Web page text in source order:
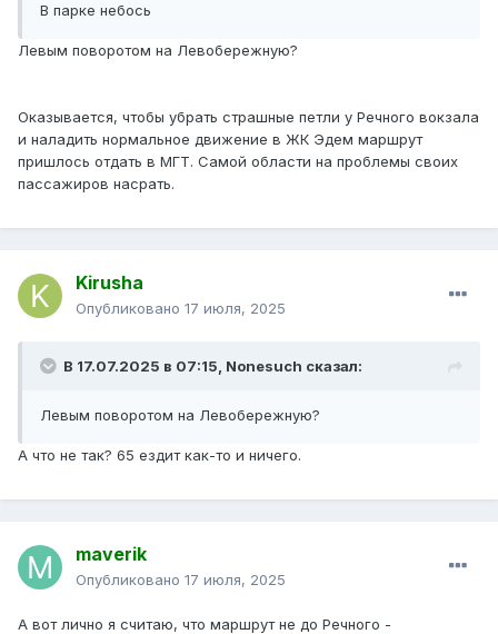
В парке небось
Левым поворотом на Левобережную?
Оказывается, чтобы убрать страшные петли у Речного вокзала
и наладить нормальное движение в ЖК Эдем маршрут
пришлось отдать в МГТ. Самой области на проблемы своих
пассажиров насрать.
Kirusha
Опубликовано 17 июля, 2025
В 17.07.2025 в 07:15, Nonesuch сказал:
Левым поворотом на Левобережную?
А что не так? 65 ездит как-то и ничего.
maverik
Опубликовано 17 июля, 2025
А вот лично я считаю, что маршрут не до Речного -